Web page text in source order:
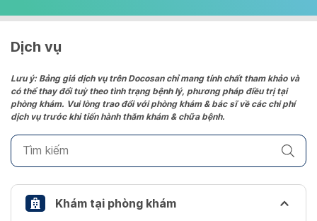
date.
the
question
mark
to
keyboard
shortcuts
Dịch vụ
Lưu ý: Bảng giá dịch vụ trên Docosan chỉ mang tính chất tham khảo và
có thể thay đổi tuỳ theo tình trạng bệnh lý, phương pháp điều trị tại
phòng khám. Vui lòng trao đổi với phòng khám & bác sĩ về các chi phí
dịch vụ trước khi tiến hành thăm khám & chữa bệnh.
Khám tại phòng khám